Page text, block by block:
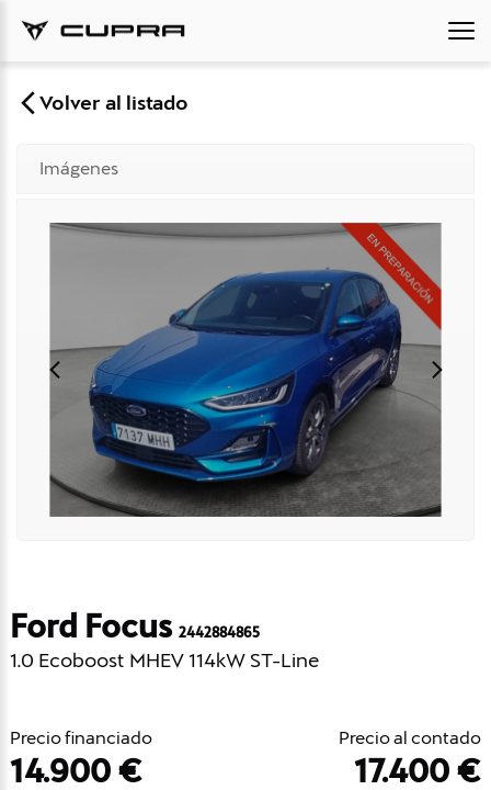
Volver al listado
Imágenes
Ford Focus 2442884865
1.0 Ecoboost MHEV 114kW ST-Line
Precio financiado
14.900 €
Precio al contado
17.400 €